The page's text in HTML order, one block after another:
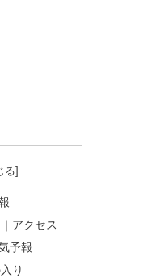
アクセス
予報
り